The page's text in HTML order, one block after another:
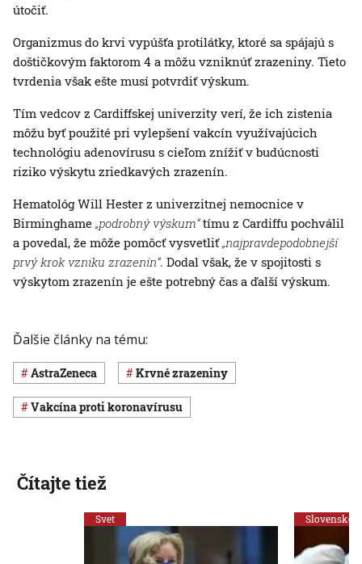
útočiť.
Organizmus do krvi vypúšťa protilátky, ktoré sa spájajú s
doštičkovým faktorom 4 a môžu vzniknúť zrazeniny. Tieto
tvrdenia však ešte musí potvrdiť výskum.
Tím vedcov z Cardiffskej univerzity verí, že ich zistenia
môžu byť použité pri vylepšení vakcín využívajúcich
technológiu adenovírusu s cieľom znížiť v budúcnosti
riziko výskytu zriedkavých zrazenín.
Hematológ Will Hester z univerzitnej nemocnice v
Birminghame „podrobný výskum“tímu z Cardiffu pochválil
a povedal, že môže pomôcť vysvetliť„najpravdepodobnejší
prvý krok vzniku zrazenín“. Dodal však, že v spojitosti s
výskytom zrazenín je ešte potrebný čas a ďalší výskum.
Ďalšie články na tému:
AstraZeneca krvné zrazeniny
vakcína proti koronavírusu
Čítajte tiež
Svet Slovensko